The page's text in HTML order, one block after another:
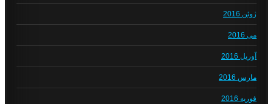
ژوئن 2016
می 2016
آوریل 2016
مارس 2016
فوریه 2016